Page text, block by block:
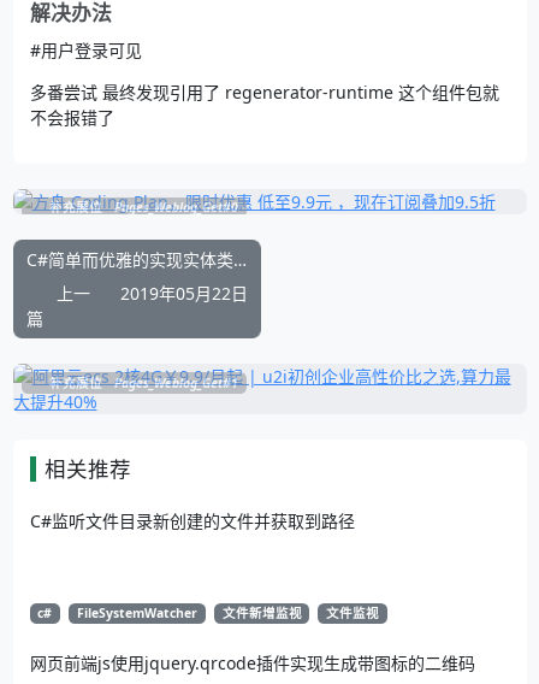
解决办法
#用户登录可见
多番尝试 最终发现引用了 regenerator-runtime 这个组件包就
不会报错了
补充展位 Pages_Weblog_Get#0
C#简单而优雅的实现实体类和XML文件互相转换
上一
篇
2019年05月22日
补充展位 Pages_Weblog_Get#1
相关推荐
C#监听文件目录新创建的文件并获取到路径
c# FileSystemWatcher 文件新增监视 文件监视
网页前端js使用jquery.qrcode插件实现生成带图标的二维码